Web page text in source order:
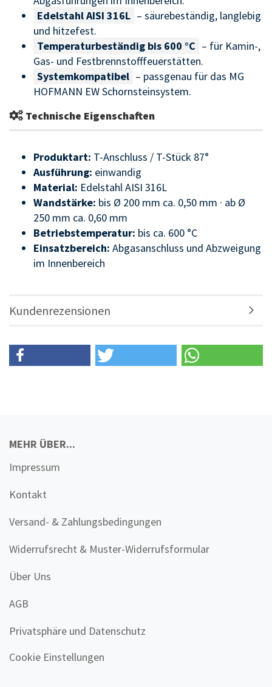
Edelstahl AISI 316L – säurebeständig, langlebig
und hitzefest.
Temperaturbeständig bis 600 °C – für Kamin-,
Gas- und Festbrennstofffeuerstätten.
Systemkompatibel – passgenau für das MG
HOFMANN EW Schornsteinsystem.
Technische Eigenschaften
Produktart: T-Anschluss / T-Stück 87°
Ausführung: einwandig
Material: Edelstahl AISI 316L
Wandstärke: bis Ø 200 mm ca. 0,50 mm · ab Ø
250 mm ca. 0,60 mm
Betriebstemperatur: bis ca. 600 °C
Einsatzbereich: Abgasanschluss und Abzweigung
im Innenbereich
Kundenrezensionen
MEHR ÜBER...
Impressum
Kontakt
Versand- & Zahlungsbedingungen
Widerrufsrecht & Muster-Widerrufsformular
Über Uns
AGB
Privatsphäre und Datenschutz
Cookie Einstellungen